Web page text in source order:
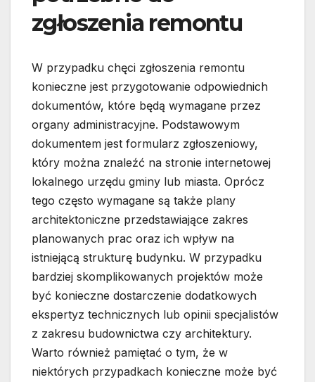
zgłoszenia remontu
W przypadku chęci zgłoszenia remontu
konieczne jest przygotowanie odpowiednich
dokumentów, które będą wymagane przez
organy administracyjne. Podstawowym
dokumentem jest formularz zgłoszeniowy,
który można znaleźć na stronie internetowej
lokalnego urzędu gminy lub miasta. Oprócz
tego często wymagane są także plany
architektoniczne przedstawiające zakres
planowanych prac oraz ich wpływ na
istniejącą strukturę budynku. W przypadku
bardziej skomplikowanych projektów może
być konieczne dostarczenie dodatkowych
ekspertyz technicznych lub opinii specjalistów
z zakresu budownictwa czy architektury.
Warto również pamiętać o tym, że w
niektórych przypadkach konieczne może być